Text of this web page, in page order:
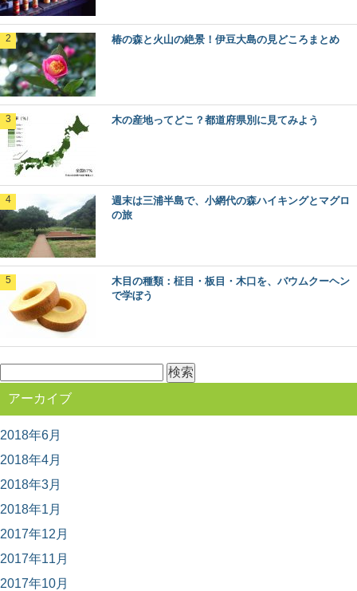
ーズ。 今回は、日本建築には欠かせない針葉樹...
「千本山」の旅
秋田杉、吉野杉と並んで”日本三大杉美林”とされる、高知
無垢材と新建材の違いは？フローリングで比
較してみました
椿の森と火山の絶景！伊豆大島の見どころま
都心から近く、多くの人がマグロを食べに訪れる観光
椿の森と火山の絶景！伊豆大島の見どころまとめ
木の産地ってどこ？都道府県別に見てみよう
週末は三浦半島で、小網代の森ハイキングとマグロ
の旅
木目の種類：柾目・板目・木口を、バウムクーヘン
で学ぼう
索:
アーカイブ
2018年6月
2018年4月
2018年3月
2018年1月
2017年12月
2017年11月
2017年10月